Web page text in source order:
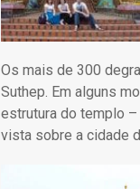
Os mais de 300
Suthep. Em alguns
estrutura do templo –
vista sobre a cidade